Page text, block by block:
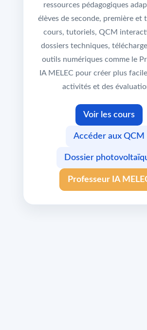
ressources pédagogiques
élèves de seconde, première et
cours, tutoriels, QCM
dossiers techniques,
outils numériques comme le
IA MELEC pour créer plus
activités et des
Voir les cours
Accéder aux QCM
Dossier
Professeur IA